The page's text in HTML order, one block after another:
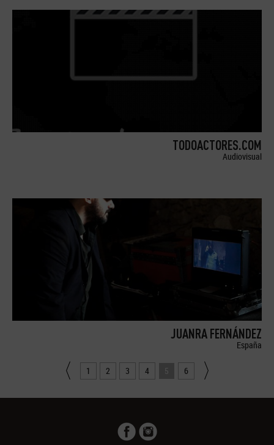
TODOACTORES.COM
Audiovisual
JUANRA FERNÁNDEZ
España
1 2 3 4 5 6